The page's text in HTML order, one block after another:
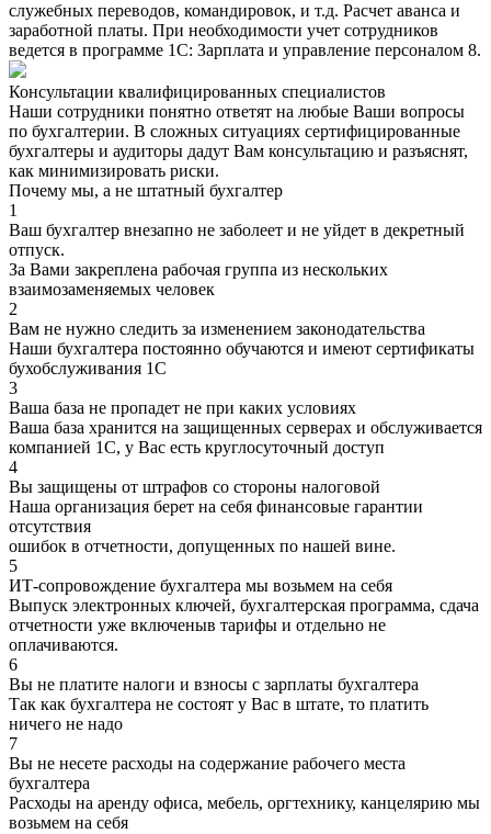
служебных переводов, командировок, и т.д. Расчет аванса и
заработной платы. При необходимости учет сотрудников
ведется в программе 1С: Зарплата и управление персоналом 8.
Консультации квалифицированных специалистов
Наши сотрудники понятно ответят на любые Ваши вопросы
по бухгалтерии. В сложных ситуациях сертифицированные
бухгалтеры и аудиторы дадут Вам консультацию и разъяснят,
как минимизировать риски.
Почему мы, а не штатный бухгалтер
1
Ваш бухгалтер внезапно не заболеет и не уйдет в декретный
отпуск.
За Вами закреплена рабочая группа из нескольких
взаимозаменяемых человек
2
Вам не нужно следить за изменением законодательства
Наши бухгалтера постоянно обучаются и имеют сертификаты
бухобслуживания 1С
3
Ваша база не пропадет не при каких условиях
Ваша база хранится на защищенных серверах и обслуживается
компанией 1С, у Вас есть круглосуточный доступ
4
Вы защищены от штрафов со стороны налоговой
Наша организация берет на себя финансовые гарантии
отсутствия
ошибок в отчетности, допущенных по нашей вине.
5
ИТ-сопровождение бухгалтера мы возьмем на себя
Выпуск электронных ключей, бухгалтерская программа, сдача
отчетности уже включеныв тарифы и отдельно не
оплачиваются.
6
Вы не платите налоги и взносы с зарплаты бухгалтера
Так как бухгалтера не состоят у Вас в штате, то платить
ничего не надо
7
Вы не несете расходы на содержание рабочего места
бухгалтера
Расходы на аренду офиса, мебель, оргтехнику, канцелярию мы
возьмем на себя